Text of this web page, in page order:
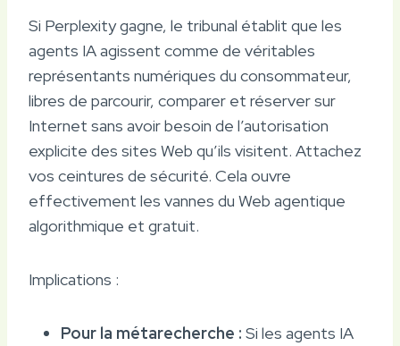
Si Perplexity gagne, le tribunal établit que les
agents IA agissent comme de véritables
représentants numériques du consommateur,
libres de parcourir, comparer et réserver sur
Internet sans avoir besoin de l’autorisation
explicite des sites Web qu’ils visitent. Attachez
vos ceintures de sécurité. Cela ouvre
effectivement les vannes du Web agentique
algorithmique et gratuit.
Implications :
Pour la métarecherche : Si les agents IA